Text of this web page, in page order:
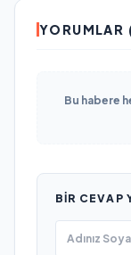
YORUMLAR
Bu habere
BIR CEVAP